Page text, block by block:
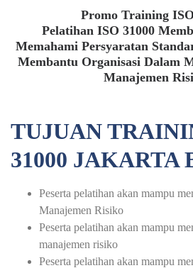
Promo Training
Pelatihan ISO 31000
Memahami Persyaratan
Membantu Organisasi Dalam
Manajemen
TUJUAN
31000 JAKARTA
Peserta pelatihan akan mampu
Manajemen Risiko
Peserta pelatihan akan mampu
manajemen risiko
Peserta pelatihan akan mampu